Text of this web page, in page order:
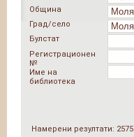
Община
Град/село
Булстат
Регистрационен
№
Име на
библиотека
Намерени резултати: 2575